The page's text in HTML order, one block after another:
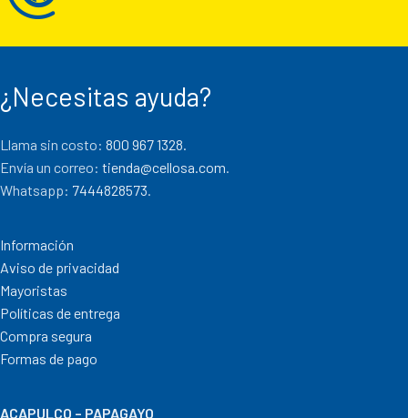
¿Necesitas ayuda?
Llama sin costo: 800 967 1328.
Envía un correo: tienda@cellosa.com.
Whatsapp: 7444828573.
Información
Aviso de privacidad
Mayoristas
Políticas de entrega
Compra segura
Formas de pago
ACAPULCO – PAPAGAYO